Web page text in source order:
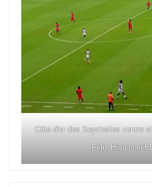
Côte d'or des Seychelles contre
Félix Houphouët